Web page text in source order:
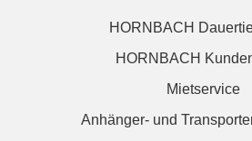
HORNBACH
HORNBACH
Mietservice
Anhänger- und